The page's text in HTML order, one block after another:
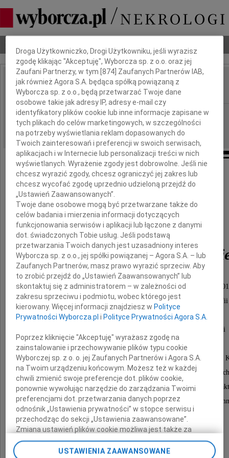
IMIĘ I NAZWISKO: Jarosław Podgórski
REGION: Warszawa
DATA EMISJI: 18.03.2026
Rektor i Senat
Szkoły Głównej Handlowej w Warszawie
wraz z całą społecznością
z największym żalem żegnają
dr. Jarosława
zatrudnionego w naszej uczelni w latach 1969-
początkowo w Katedrze Statystyki i Demografii
na Wydziale Finansów i Statystyki SGPiS,
następnie w Instytucie Statystyki i Demografii
w Kolegium Analiz Ekonomicznych SGH,
odznaczonego Złotym Krzyżem Zasługi i Medalem
Żegnamy świetnego znawcę metod
badacza warunków życia ludności i cenionego
bardzo życzliwą i otwartą osobę o niezwykłej
Dbamy o Twoją prywatność
Droga Użytkowniczko, Drogi Użytkowniku, jeśli wyrazisz
zgodę klikając "Akceptuję", Wyborcza sp. z o.o. oraz jej
Zaufani Partnerzy, w tym [874 ] Zaufanych Partnerów IAB,
jak również Agora S.A. będąca spółką powiązaną z
Wyborcza sp. z o.o., będą przetwarzać Twoje dane
osobowe takie jak adresy IP, adresy e-mail czy
identyfikatory plików cookie lub inne informacje zapisane w
tych plikach do celów marketingowych, w szczególności
na potrzeby wyświetlania reklam dopasowanych do
Twoich zainteresowań i preferencji w swoich serwisach,
aplikacjach i w Internecie lub personalizacji treści w nich
wyświetlanych. Wyrażenie zgody jest dobrowolne. Jeśli nie
chcesz wyrazić zgody, chcesz ograniczyć jej zakres lub
chcesz wycofać zgodę uprzednio udzieloną przejdź do
„Ustawień Zaawansowanych”.
Twoje dane osobowe mogą być przetwarzane także do
celów badania i mierzenia informacji dotyczących
funkcjonowania serwisów i aplikacji lub łączone z danymi
dot. świadczonych Tobie usług. Jeśli podstawą
przetwarzania Twoich danych jest uzasadniony interes
Wyborcza sp. z o.o., jej spółki powiązanej – Agora S.A. – lub
Zaufanych Partnerów, masz prawo wyrazić sprzeciw. Aby
to zrobić przejdź do „Ustawień Zaawansowanych” lub
skontaktuj się z administratorem – w zależności od
zakresu sprzeciwu i podmiotu, wobec którego jest
kierowany. Więcej informacji znajdziesz w Polityce
Prywatności Wyborcza.pl i Polityce Prywatności Agora S.A.
Poprzez kliknięcie "Akceptuję" wyrażasz zgodę na
zainstalowanie i przechowywanie plików typu cookie
Wyborczej sp. z o. o. jej Zaufanych Partnerów i Agora S.A.
na Twoim urządzeniu końcowym. Możesz też w każdej
chwili zmienić swoje preferencje dot. plików cookie,
ponownie wywołując narzędzie do zarządzania Twoimi
preferencjami dot. przetwarzania danych poprzez
odnośnik „Ustawienia prywatności” w stopce serwisu i
przechodząc do sekcji „Ustawienia zaawansowane”.
Zmiana ustawień plików cookie możliwa jest także za
pomocą ustawień przeglądarki.
USTAWIENIA ZAAWANSOWANE